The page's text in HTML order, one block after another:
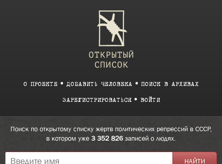
О ПРОЕКТЕ ДОБАВИТЬ ЧЕЛОВЕКА ПОИСК В АРХИВАХ
ЗАРЕГИСТРИРОВАТЬСЯ ВОЙТИ
Поиск по открытому списку жертв политических репрессий в СССР,
в котором уже 3 352 826записей о людях.